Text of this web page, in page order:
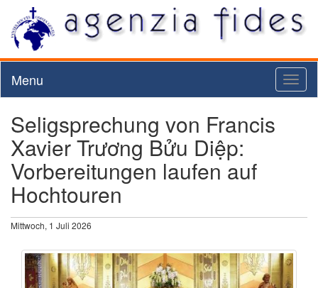
Menu
Seligsprechung von Francis
Xavier Trương Bửu Diệp:
Vorbereitungen laufen auf
Hochtouren
Mittwoch, 1 Juli 2026